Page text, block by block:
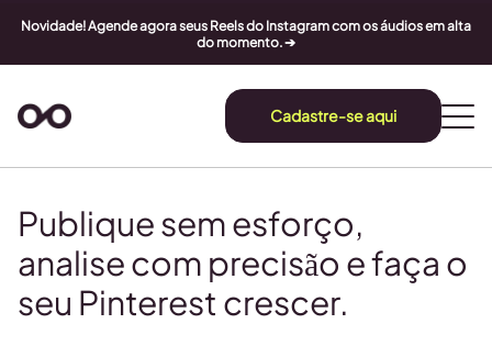
Novidade! Agende agora seus Reels do Instagram com os áudios em alta
do momento. ➔
Cadastre-se aqui
Publique sem esforço,
analise com precisão e faça o
seu Pinterest crescer.